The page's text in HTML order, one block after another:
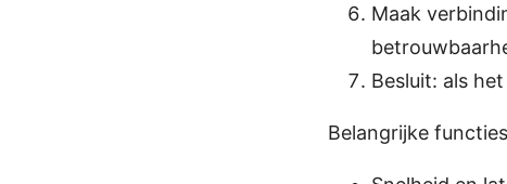
Maak
Besluit: als
Belangrijke